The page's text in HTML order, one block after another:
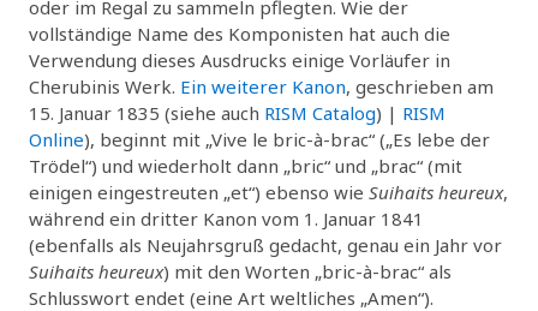
oder im Regal zu sammeln pflegten. Wie der
vollständige Name des Komponisten hat auch die
Verwendung dieses Ausdrucks einige Vorläufer in
Cherubinis Werk. Ein weiterer Kanon, geschrieben am
15. Januar 1835 (siehe auch RISM Catalog) | RISM
Online), beginnt mit „Vive le bric-à-brac“ („Es lebe der
Trödel“) und wiederholt dann „bric“ und „brac“ (mit
einigen eingestreuten „et“) ebenso wie Suihaits heureux,
während ein dritter Kanon vom 1. Januar 1841
(ebenfalls als Neujahrsgruß gedacht, genau ein Jahr vor
Suihaits heureux) mit den Worten „bric-à-brac“ als
Schlusswort endet (eine Art weltliches „Amen“).